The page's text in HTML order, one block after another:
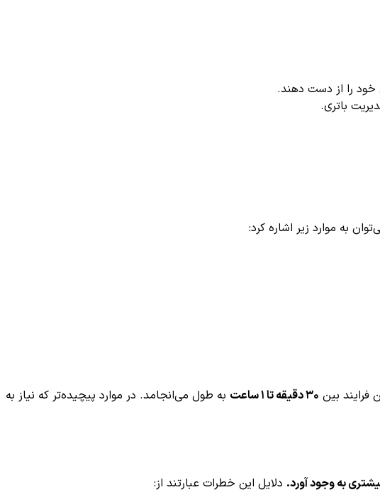
خود را از دست دهند.
باتری.
۳۰ دقیقه تا ۱ ساعت
به طول می‌انجامد. در موارد پیچیده‌تر که نیاز به
به وجود آورد. دلایل این خطرات عبارتند از: